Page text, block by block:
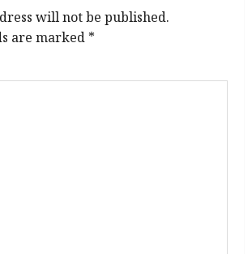
will not be published.
are marked *